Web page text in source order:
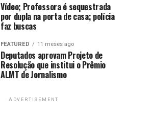
Vídeo; Professora é sequestrada
por dupla na porta de casa; polícia
faz buscas
FEATURED 11 meses ago
Deputados aprovam Projeto de
Resolução que institui o Prêmio
ALMT de Jornalismo
ADVERTISEMENT